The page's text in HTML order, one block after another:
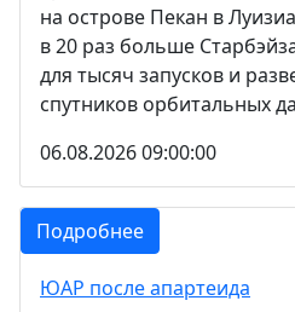
на острове Пекан в
в 20 раз больше
для тысяч запусков и
спутников орбитальных
06.08.2026 09:00:00
Подробнее
ЮАР после апартеида